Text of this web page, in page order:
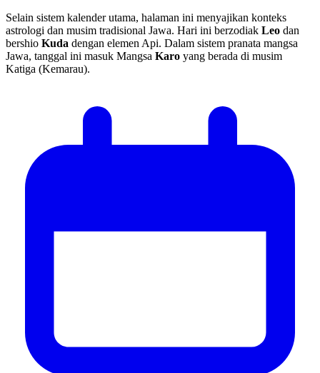
Selain sistem kalender utama, halaman ini menyajikan konteks
astrologi dan musim tradisional Jawa. Hari ini berzodiak Leo dan
bershio Kuda dengan elemen Api. Dalam sistem pranata mangsa
Jawa, tanggal ini masuk Mangsa Karo yang berada di musim
Katiga (Kemarau).